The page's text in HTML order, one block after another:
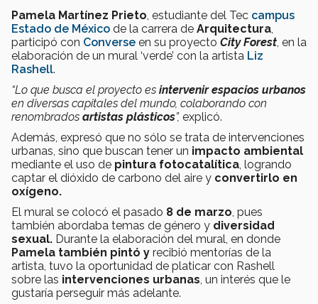
Pamela Martínez Prieto , estudiante del Tec campus
Estado de México de la carrera de Arquitectura
participó con Converse en su proyecto City Forest , en la
elaboración de un mural ‘verde’ con la artista Liz
Rashell.
“Lo que busca el proyecto es intervenir espacios urbanos
en diversas capitales del mundo, colaborando con
renombrados artistas plásticos”, explicó.
Además, expresó que no sólo se trata de intervenciones
urbanas, sino que buscan tener un impacto ambiental
mediante el uso de pintura fotocatalítica , logrando
captar el dióxido de carbono del aire y convertirlo en
oxígeno.
El mural se colocó el pasado 8 de marzo , pues
también abordaba temas de género y diversidad
sexual. Durante la elaboración del mural, en donde
Pamela también pintó y recibió mentorías de la
artista, tuvo la oportunidad de platicar con Rashell
sobre las intervenciones urbanas , un interés que le
gustaría perseguir más adelante.